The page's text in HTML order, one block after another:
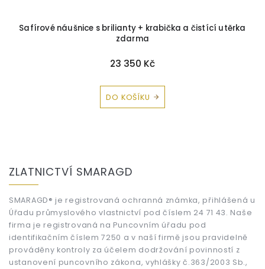
Safírové náušnice s brilianty + krabička a čistící utěrka
zdarma
23 350 Kč
DO KOŠÍKU
ZLATNICTVÍ SMARAGD
SMARAGD® je registrovaná ochranná známka, přihlášená u
Úřadu průmyslového vlastnictví pod číslem 24 71 43. Naše
firma je registrovaná na Puncovním úřadu pod
identifikačním číslem 7250 a v naší firmě jsou pravidelně
prováděny kontroly za účelem dodržování povinností z
ustanovení puncovního zákona, vyhlášky č.363/2003 Sb.,